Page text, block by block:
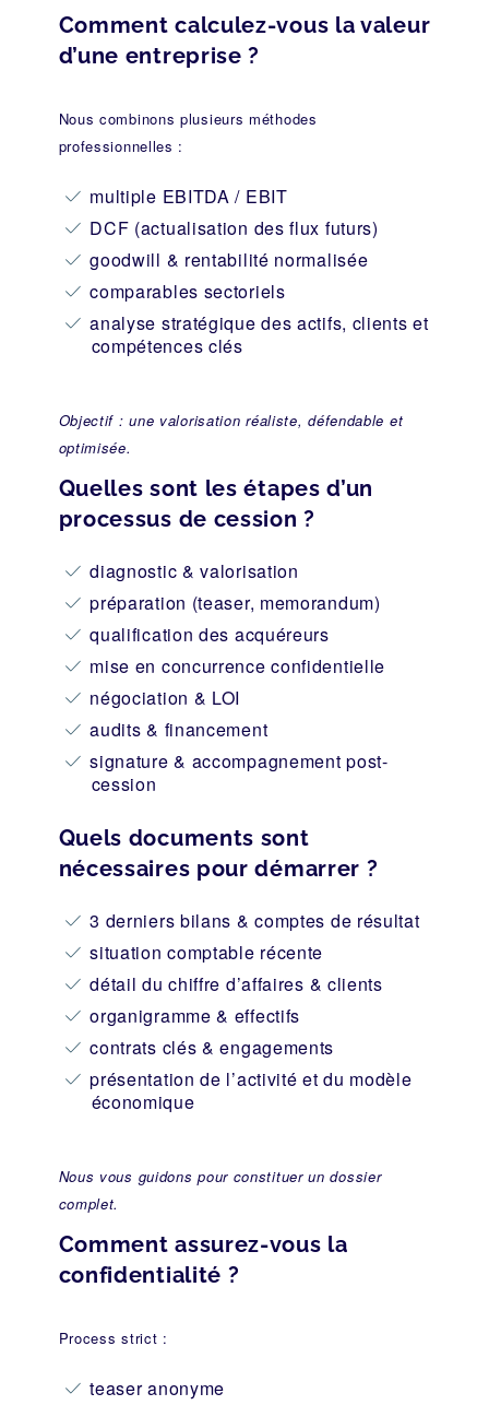
Comment calculez-vous la valeur
d’une entreprise ?
Nous combinons plusieurs méthodes
professionnelles :
multiple EBITDA / EBIT
DCF (actualisation des flux futurs)
goodwill & rentabilité normalisée
comparables sectoriels
analyse stratégique des actifs, clients et
compétences clés
Objectif : une valorisation réaliste, défendable et
optimisée.
Quelles sont les étapes d’un
processus de cession ?
diagnostic & valorisation
préparation (teaser, memorandum)
qualification des acquéreurs
mise en concurrence confidentielle
négociation & LOI
audits & financement
signature & accompagnement post-
cession
Quels documents sont
nécessaires pour démarrer ?
3 derniers bilans & comptes de résultat
situation comptable récente
détail du chiffre d’affaires & clients
organigramme & effectifs
contrats clés & engagements
présentation de l’activité et du modèle
économique
Nous vous guidons pour constituer un dossier
complet.
Comment assurez-vous la
confidentialité ?
Process strict :
teaser anonyme